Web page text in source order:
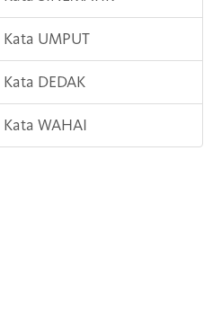
UMPUT
DEDAK
WAHAI